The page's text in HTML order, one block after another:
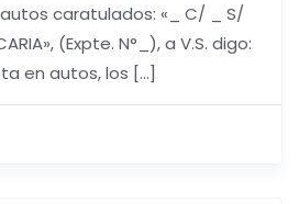
caratulados: «_ C/ _ S/
(Expte. N°_), a V.S. digo:
en autos, los […]